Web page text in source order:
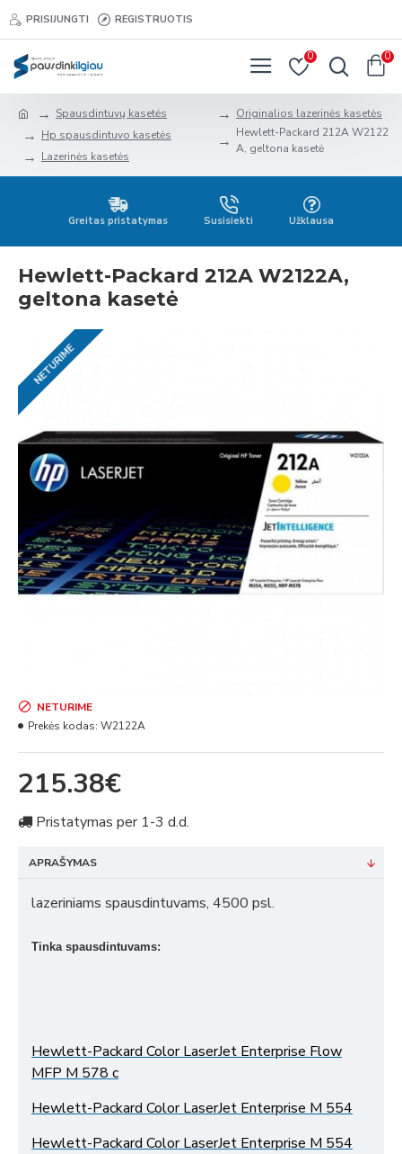
PRISIJUNGTI REGISTRUOTIS
0 0
Spausdintuvų kasetės
Hp spausdintuvo kasetės
Lazerinės kasetės
Originalios lazerinės kasetės
Hewlett-Packard 212A W2122
A, geltona kasetė
Greitas pristatymas Susisiekti Užklausa
Hewlett-Packard 212A W2122A,
geltona kasetė
NETURIME
215.38€
NETURIME
Prekės kodas: W2122A
Pristatymas per 1-3 d.d.
APRAŠYMAS
lazeriniams spausdintuvams, 4500 psl.
Tinka spausdintuvams:
Hewlett-Packard Color LaserJet Enterprise Flow
MFP M 578 c
Hewlett-Packard Color LaserJet Enterprise M 554
Hewlett-Packard Color LaserJet Enterprise M 554